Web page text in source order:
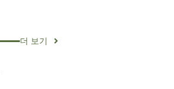
더 보기